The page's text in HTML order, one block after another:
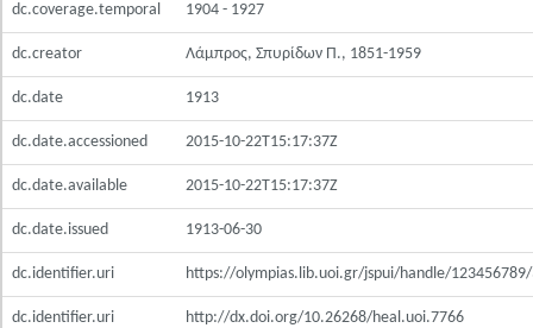
dc.coverage.temporal 1904 - 1927
dc.creator Λάμπρος, Σπυρίδων Π., 1851-1959
dc.date 1913
dc.date.accessioned 2015-10-22T15:17:37Z
dc.date.available 2015-10-22T15:17:37Z
dc.date.issued 1913-06-30
dc.identifier.uri https://olympias.lib.uoi.gr/jspui/handle/
dc.identifier.uri http://dx.doi.org/10.26268/heal.uoi.7766